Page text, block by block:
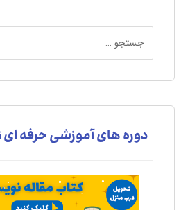
دوره های آموزشی حرفه ای GISLAND.ORG